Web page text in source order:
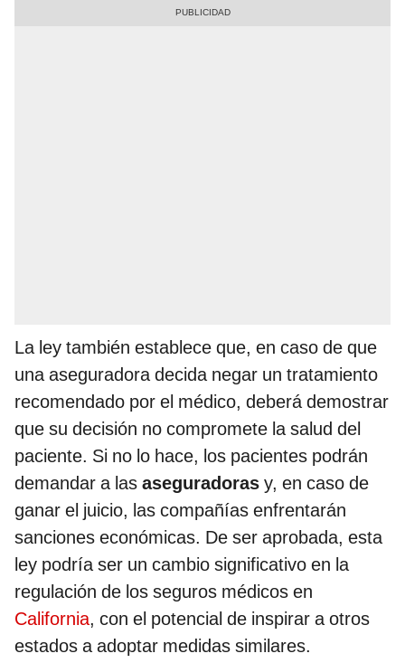
La ley también establece que, en caso de que
una aseguradora decida negar un tratamiento
recomendado por el médico, deberá demostrar
que su decisión no compromete la salud del
paciente. Si no lo hace, los pacientes podrán
demandar a las aseguradoras y, en caso de
ganar el juicio, las compañías enfrentarán
sanciones económicas. De ser aprobada, esta
ley podría ser un cambio significativo en la
regulación de los seguros médicos en
California, con el potencial de inspirar a otros
estados a adoptar medidas similares.